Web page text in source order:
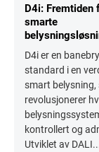
D4i: Fremtiden
smarte
D4i er en
standard i en
smart belysning,
revolusjonerer
kontrollert og
Utviklet av